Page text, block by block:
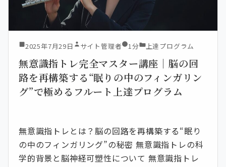
2025年7月29日 サイト管理者 1分 上達プログラム
無意識指トレ完全マスター講座｜脳の回
路を再構築する“眠りの中のフィンガリン
グ”で極めるフルート上達プログラム
無意識指トレとは？脳の回路を再構築する“眠り
の中のフィンガリング”の秘密 無意識指トレの科
学的背景と脳神経可塑性について 無意識指トレ